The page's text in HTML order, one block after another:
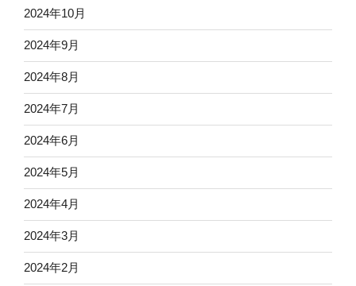
2024年10月
2024年9月
2024年8月
2024年7月
2024年6月
2024年5月
2024年4月
2024年3月
2024年2月